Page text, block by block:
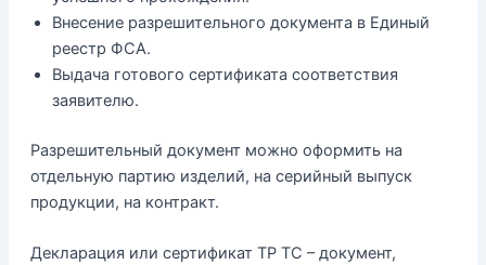
Внесение разрешительного документа в Единый
реестр ФСА.
Выдача готового сертификата соответствия
заявителю.
Разрешительный документ можно оформить на
отдельную партию изделий, на серийный выпуск
продукции, на контракт.
Декларация или сертификат ТР ТС – документ,